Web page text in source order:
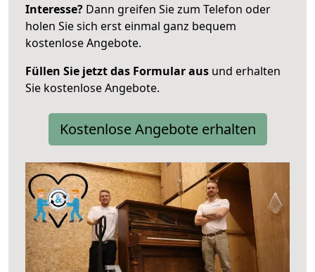
Interesse? Dann greifen Sie zum Telefon oder
holen Sie sich erst einmal ganz bequem
kostenlose Angebote.
Füllen Sie jetzt das Formular aus und erhalten
Sie kostenlose Angebote.
Kostenlose Angebote erhalten